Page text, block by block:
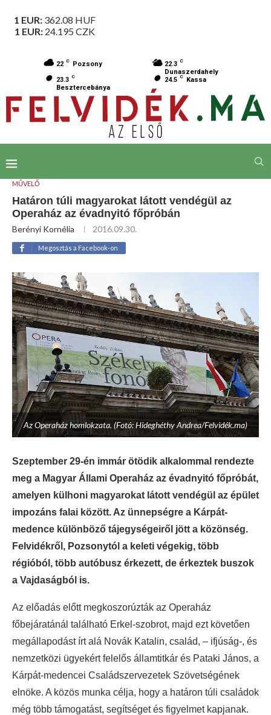
1 EUR: 362.08 HUF
1 EUR: 24.195 CZK
22 C Pozsony 22.3 C
Dunaszerdahely
23.3 C
Besztercebánya
24.5 C Kassa
MŰVELŐ
Határon túli magyarokat látott vendégül az
Operaház az évadnyitó főpróbán
Berényi Kornélia 2016.09.30.
Megosztás a Facebook-on
Az Operaház homlokzata. (Fotó: Hideghéthy Andrea/Felvidék.ma)
Szeptember 29-én immár ötödik alkalommal rendezte
meg a Magyar Állami Operaház az évadnyitó főpróbát,
amelyen külhoni magyarokat látott vendégül az épület
impozáns falai között. Az ünnepségre a Kárpát-
medence különböző tájegységeiről jött a közönség.
Felvidékről, Pozsonytól a keleti végekig, több
régióból, több autóbusz érkezett, de érkeztek buszok
a Vajdaságból is.
Az előadás előtt megkoszorúzták az Operaház
főbejáratánál található Erkel-szobrot, majd ezt követően
megállapodást írt alá Novák Katalin, család, – ifjúság-, és
nemzetközi ügyekért felelős államtitkár és Pataki János, a
Kárpát-medencei Családszervezetek Szövetségének
elnöke. A közös munka célja, hogy a határon túli családok
még több támogatást, segítséget és figyelmet kapjanak.